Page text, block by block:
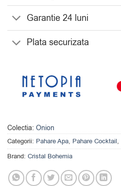
Garantie 24 luni
Plata securizata
Colectia: Onion
Categorii: Pahare Apa, Pahare Cocktail,
Brand: Cristal Bohemia